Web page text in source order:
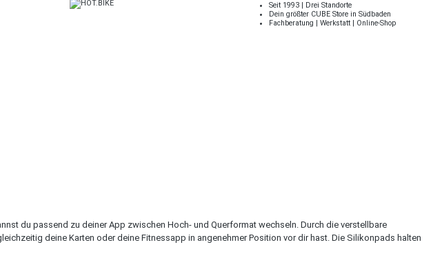
Seit 1993 | Drei Standorte
Dein größter CUBE Store in Südbaden
Fachberatung | Werkstatt | Online-Shop
du passend zu deiner App zwischen Hoch- und Querformat wechseln. Durch die verstellbare
deine Karten oder deine Fitnessapp in angenehmer Position vor dir hast. Die Silikonpads halten